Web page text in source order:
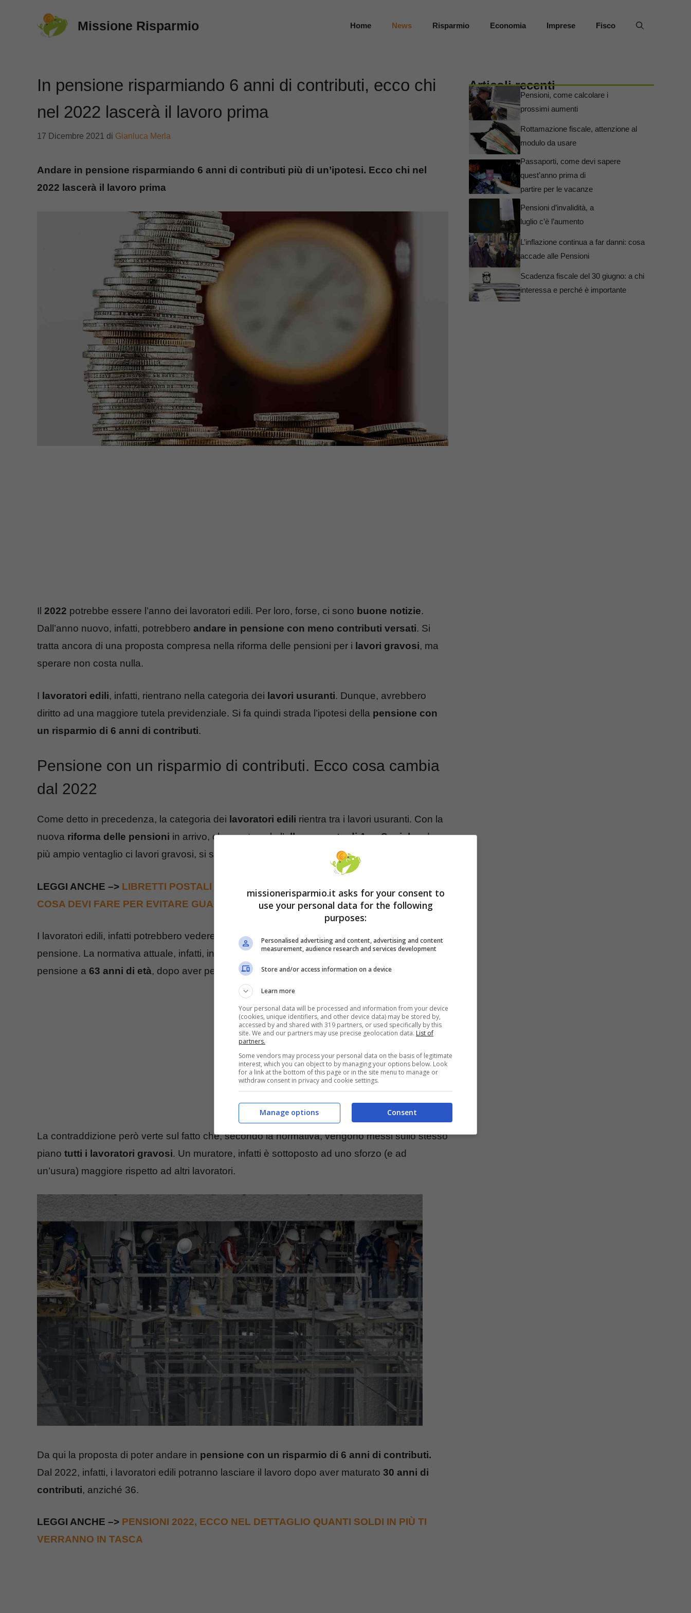
Missione Risparmio Home News Risparmio Economia Imprese Fisco
In pensione risparmiando 6 anni di contributi, ecco chi
nel 2022 lascerà il lavoro prima
17 Dicembre 2021 di Gianluca Merla
Andare in pensione risparmiando 6 anni di contributi più di un’ipotesi. Ecco chi nel
2022 lascerà il lavoro prima
Il 2022 potrebbe essere l’anno dei lavoratori edili. Per loro, forse, ci sono buone notizie.
Dall’anno nuovo, infatti, potrebbero andare in pensione con meno contributi versati. Si
tratta ancora di una proposta compresa nella riforma delle pensioni per i lavori gravosi, ma
sperare non costa nulla.
I lavoratori edili, infatti, rientrano nella categoria dei lavori usuranti. Dunque, avrebbero
diritto ad una maggiore tutela previdenziale. Si fa quindi strada l’ipotesi della pensione con
un risparmio di 6 anni di contributi.
Pensione con un risparmio di contributi. Ecco cosa cambia
dal 2022
Come detto in precedenza, la categoria dei lavoratori edili rientra tra i lavori usuranti. Con la
nuova riforma delle pensioni in arrivo, che contempla l’allargamento di Ape Socialead un
più ampio ventaglio ci lavori gravosi, si sta parlando proprio di loro.
LEGGI ANCHE –> LIBRETTI POSTALI E CONTI CORRENTI. HAI 15 GIORNI PER CAPIRE
COSA DEVI FARE PER EVITARE GUAI
I lavoratori edili, infatti potrebbero vedere abbassare il requisito contributivoper andare in
pensione. La normativa attuale, infatti, indica che le categorie gravose possono andare in
pensione a 63 anni di età, dopo aver però maturato36 anni di contributi.
La contraddizione però verte sul fatto che, secondo la normativa, vengono messi sullo stesso
piano tutti i lavoratori gravosi. Un muratore, infatti è sottoposto ad uno sforzo (e ad
un’usura) maggiore rispetto ad altri lavoratori.
Da qui la proposta di poter andare in pensione con un risparmio di 6 anni di contributi.
Dal 2022, infatti, i lavoratori edili potranno lasciare il lavoro dopo aver maturato 30 anni di
contributi, anziché 36.
LEGGI ANCHE –> PENSIONI 2022, ECCO NEL DETTAGLIO QUANTI SOLDI IN PIÙ TI
VERRANNO IN TASCA
Articoli recenti
Pensioni, come calcolare i
prossimi aumenti
Rottamazione fiscale, attenzione al
modulo da usare
Passaporti, come devi sapere
quest’anno prima di
partire per le vacanze
Pensioni d’invalidità, a
luglio c’è l’aumento
L’inflazione continua a far danni: cosa
accade alle Pensioni
Scadenza fiscale del 30 giugno: a chi
interessa e perché è importante
missionerisparmio.it asks for your consent to
use your personal data for the following
purposes:
Personalised advertising and content, advertising and content
measurement, audience research and services development
Store and/or access information on a device
Learn more
Your personal data will be processed and information from your device
(cookies, unique identifiers, and other device data) may be stored by,
accessed by and shared with 319 partners, or used specifically by this
site. We and our partners may use precise geolocation data. List of
partners.
Some vendors may process your personal data on the basis of legitimate
interest, which you can object to by managing your options below. Look
for a link at the bottom of this page or in the site menu to manage or
withdraw consent in privacy and cookie settings.
Consent
Manage options